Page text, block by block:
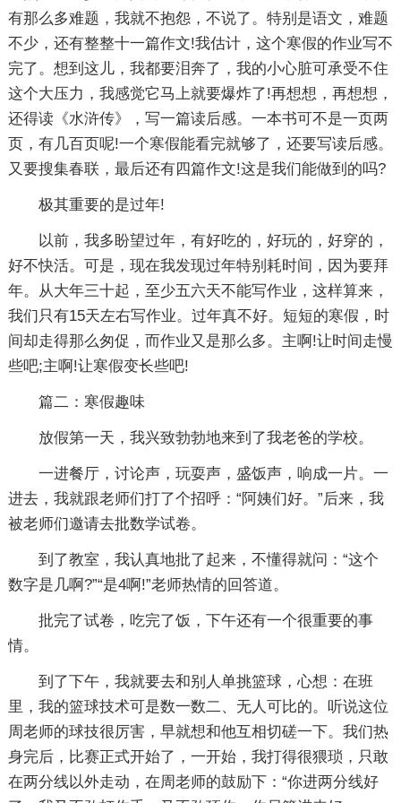
有那么多难题，我就不抱怨，不说了。特别是语文，难题
不少，还有整整十一篇作文!我估计，这个寒假的作业写不
完了。想到这儿，我都要泪奔了，我的小心脏可承受不住
这个大压力，我感觉它马上就要爆炸了!再想想，再想想，
还得读《水浒传》，写一篇读后感。一本书可不是一页两
页，有几百页呢!一个寒假能看完就够了，还要写读后感。
又要搜集春联，最后还有四篇作文!这是我们能做到的吗?
极其重要的是过年!
以前，我多盼望过年，有好吃的，好玩的，好穿的，
好不快活。可是，现在我发现过年特别耗时间，因为要拜
年。从大年三十起，至少五六天不能写作业，这样算来，
我们只有15天左右写作业。过年真不好。短短的寒假，时
间却走得那么匆促，而作业又是那么多。主啊!让时间走慢
些吧;主啊!让寒假变长些吧!
篇二：寒假趣味
放假第一天，我兴致勃勃地来到了我老爸的学校。
一进餐厅，讨论声，玩耍声，盛饭声，响成一片。一
进去，我就跟老师们打了个招呼：“阿姨们好。”后来，我
被老师们邀请去批数学试卷。
到了教室，我认真地批了起来，不懂得就问：“这个
数字是几啊?”“是4啊!”老师热情的回答道。
批完了试卷，吃完了饭，下午还有一个很重要的事
情。
到了下午，我就要去和别人单挑篮球，心想：在班
里，我的篮球技术可是数一数二、无人可比的。听说这位
周老师的球技很厉害，早就想和他互相切磋一下。我们热
身完后，比赛正式开始了，一开始，我打得很猥琐，只敢
在两分线以外走动，在周老师的鼓励下：“你进两分线好